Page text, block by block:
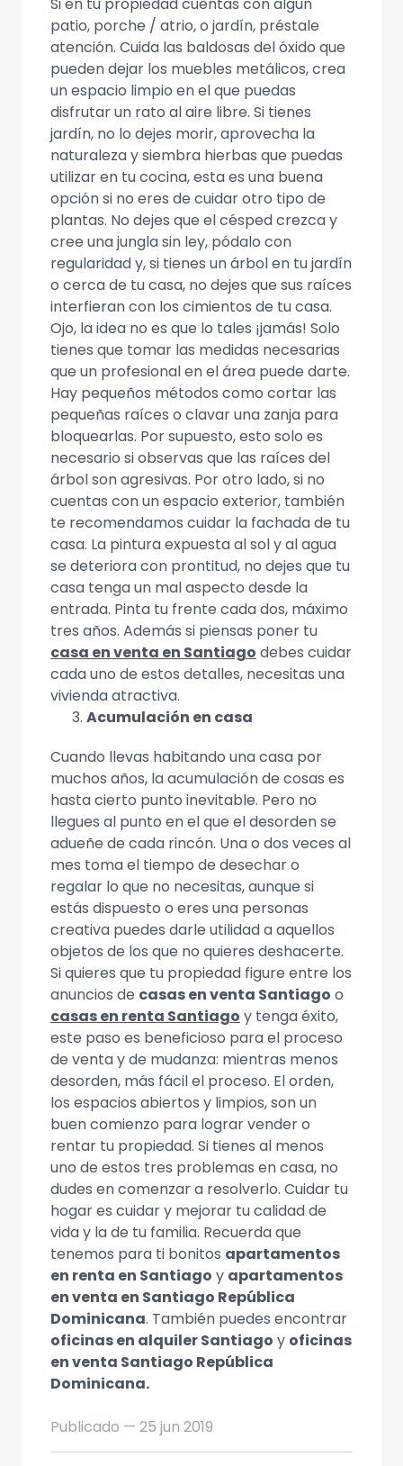
patio, porche / atrio, o jardín, préstale
atención. Cuida las baldosas del óxido que
pueden dejar los muebles metálicos, crea
un espacio limpio en el que puedas
disfrutar un rato al aire libre. Si tienes
jardín, no lo dejes morir, aprovecha la
naturaleza y siembra hierbas que puedas
utilizar en tu cocina, esta es una buena
opción si no eres de cuidar otro tipo de
plantas. No dejes que el césped crezca y
cree una jungla sin ley, pódalo con
regularidad y, si tienes un árbol en tu jardín
o cerca de tu casa, no dejes que sus raíces
interfieran con los cimientos de tu casa.
Ojo, la idea no es que lo tales ¡jamás! Solo
tienes que tomar las medidas necesarias
que un profesional en el área puede darte.
Hay pequeños métodos como cortar las
pequeñas raíces o clavar una zanja para
bloquearlas. Por supuesto, esto solo es
necesario si observas que las raíces del
árbol son agresivas. Por otro lado, si no
cuentas con un espacio exterior, también
te recomendamos cuidar la fachada de tu
casa. La pintura expuesta al sol y al agua
se deteriora con prontitud, no dejes que tu
casa tenga un mal aspecto desde la
entrada. Pinta tu frente cada dos, máximo
tres años. Además si piensas poner tu
casa en venta en Santiago debes cuidar
cada uno de estos detalles, necesitas una
vivienda atractiva.
Acumulación en casa
Cuando llevas habitando una casa por
muchos años, la acumulación de cosas es
hasta cierto punto inevitable. Pero no
llegues al punto en el que el desorden se
adueñe de cada rincón. Una o dos veces al
mes toma el tiempo de desechar o
regalar lo que no necesitas, aunque si
estás dispuesto o eres una personas
creativa puedes darle utilidad a aquellos
objetos de los que no quieres deshacerte.
Si quieres que tu propiedad figure entre los
anuncios de casas en venta Santiago o
casas en renta Santiago y tenga éxito,
este paso es beneficioso para el proceso
de venta y de mudanza: mientras menos
desorden, más fácil el proceso. El orden,
los espacios abiertos y limpios, son un
buen comienzo para lograr vender o
rentar tu propiedad. Si tienes al menos
uno de estos tres problemas en casa, no
dudes en comenzar a resolverlo. Cuidar tu
hogar es cuidar y mejorar tu calidad de
vida y la de tu familia. Recuerda que
tenemos para ti bonitos apartamentos
en renta en Santiago y apartamentos
en venta en Santiago República
Dominicana. También puedes encontrar
oficinas en alquiler Santiago y oficinas
en venta Santiago República
Dominicana.
Publicado — 25 jun 2019